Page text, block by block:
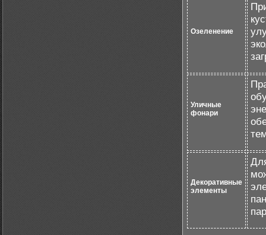
Озеленение
Уличные
фонари
Декоративные
элементы